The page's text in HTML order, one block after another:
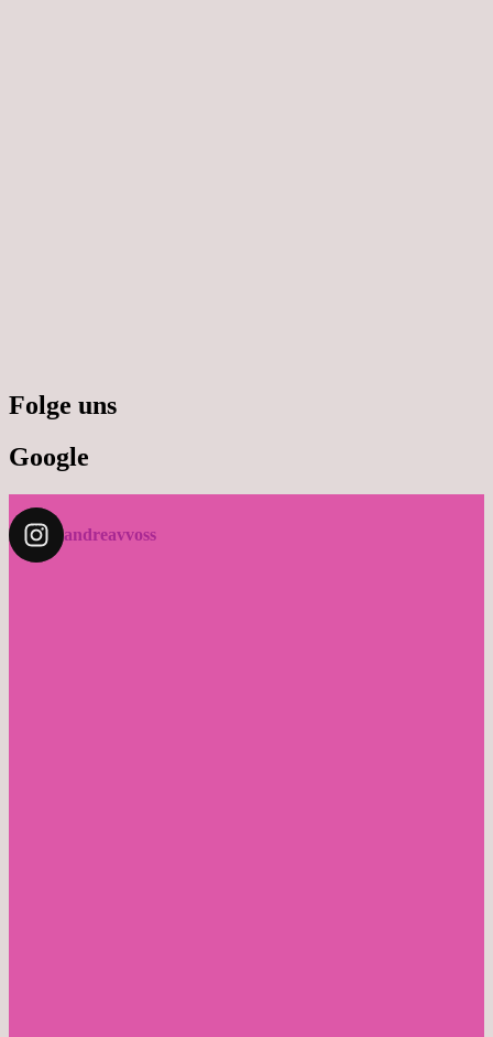
Folge uns
Google
andreavvoss